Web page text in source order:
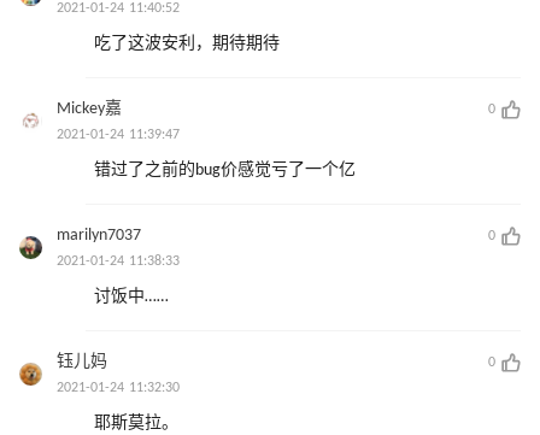
2021-01-24 11:40:52
吃了这波安利，期待期待
Mickey嘉
0
2021-01-24 11:39:47
错过了之前的bug价感觉亏了一个亿
marilyn7037
0
2021-01-24 11:38:33
讨饭中……
钰儿妈
0
2021-01-24 11:32:30
耶斯莫拉。